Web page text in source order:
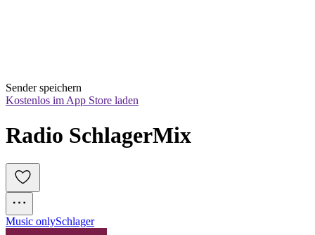
Sender speichern
Kostenlos im App Store laden
Radio SchlagerMix
Music onlySchlager